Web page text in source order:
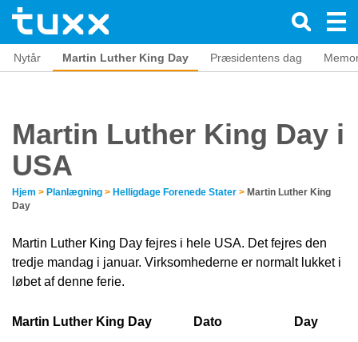
Nytår Martin Luther King Day Præsidentens dag
Martin Luther King Day i
USA
Hjem > Planlægning > Helligdage Forenede Stater > Martin Luther King
Day
Martin Luther King Day fejres i hele USA. Det fejres den
tredje mandag i januar. Virksomhederne er normalt lukket i
løbet af denne ferie.
Martin Luther King Day Dato Day